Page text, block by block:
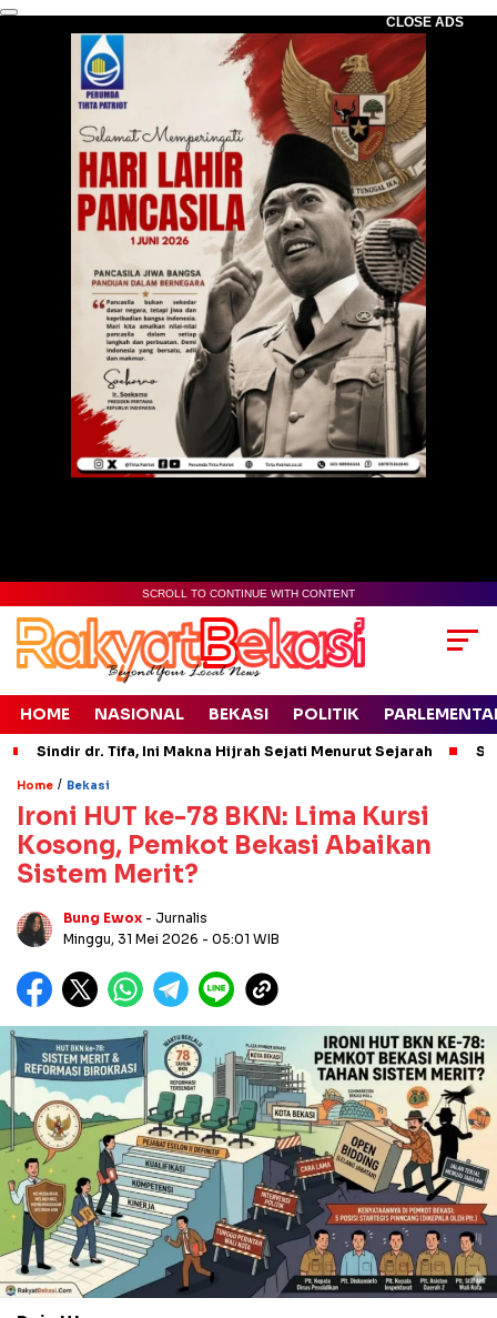
CLOSE ADS
SCROLL TO CONTINUE WITH CONTENT
HOME NASIONAL BEKASI POLITIK
Sindir dr. Tifa, Ini Makna Hijrah Sejati Menurut Sejarah
Home / Bekasi
Ironi HUT ke-78 BKN: Lima Kursi
Kosong, Pemkot Bekasi Abaikan
Sistem Merit?
Bung Ewox - Jurnalis
Minggu, 31 Mei 2026 - 05:01 WIB